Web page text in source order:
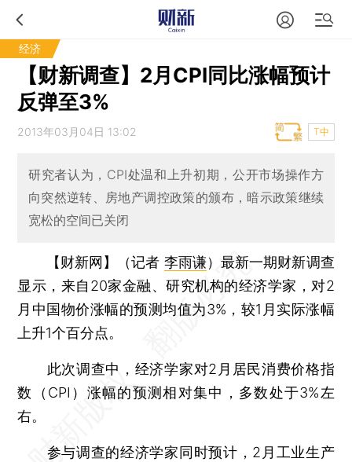
经济
【财新调查】2月CPI同比涨幅预计
反弹至3%
2013年03月04日 13:02 T中
研究者认为，CPI处温和上升初期，公开市场操作方
向突然逆转、房地产调控政策的颁布，暗示政策继续
宽松的空间已关闭
【财新网】（记者 李雨谦） 最新一期财新调查
显示，来自20家金融、研究机构的经济学家，对2
月中国物价涨幅的预测均值为3%，较1月实际涨幅
上升1个百分点。
此次调查中，经济学家对2月居民消费价格指
数（CPI）涨幅的预测相对集中，多数处于3%左
右。
参与调查的经济学家同时预计，2月工业生产